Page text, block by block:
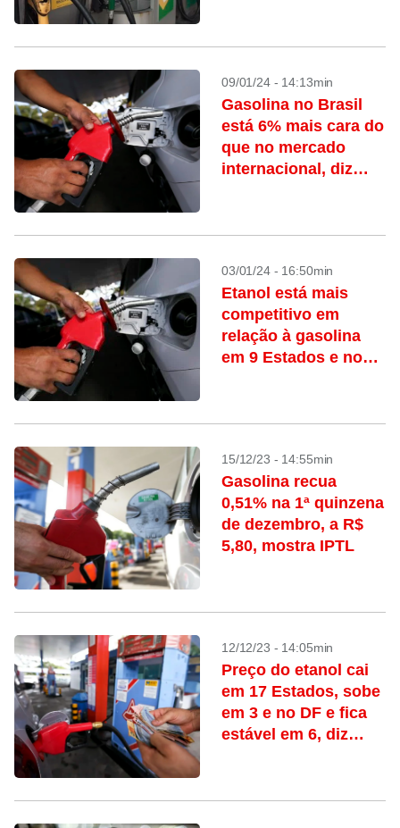
09/01/24 - 14:13min
Gasolina no Brasil
está 6% mais cara do
que no mercado
internacional, diz
03/01/24 - 16:50min
Etanol está mais
competitivo em
relação à gasolina
em 9 Estados e no
15/12/23 - 14:55min
Gasolina recua
0,51% na 1ª quinzena
de dezembro, a R$
5,80, mostra IPTL
12/12/23 - 14:05min
Preço do etanol cai
em 17 Estados, sobe
em 3 e no DF e fica
estável em 6, diz